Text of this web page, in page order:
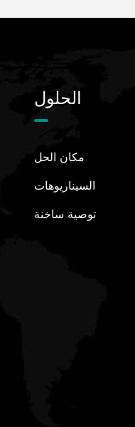
الحلول
مكان الحل
السيناريوهات
توصية ساخنة